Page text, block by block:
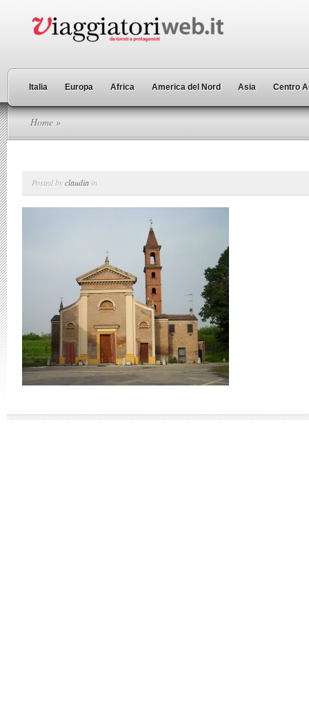
Italia Europa Africa America del Nord Asia Centro
Home »
Posted byclaudia in